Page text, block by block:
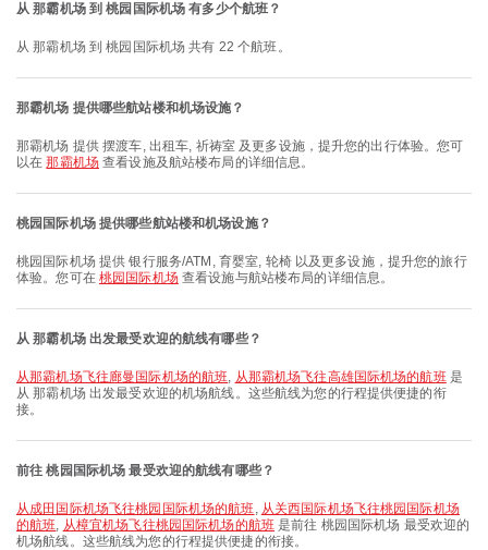
从 那霸机场 到 桃园国际机场 有多少个航班？
从 那霸机场 到 桃园国际机场 共有 22 个航班。
那霸机场 提供哪些航站楼和机场设施？
那霸机场 提供 摆渡车, 出租车, 祈祷室 及更多设施，提升您的出行体验。您可
以在那霸机场查看设施及航站楼布局的详细信息。
桃园国际机场 提供哪些航站楼和机场设施？
桃园国际机场 提供 银行服务/ATM, 育婴室, 轮椅 以及更多设施，提升您的旅行
体验。您可在 桃园国际机场查看设施与航站楼布局的详细信息。
从 那霸机场 出发最受欢迎的航线有哪些？
从那霸机场飞往廊曼国际机场的航班, 从那霸机场飞往高雄国际机场的航班是
从 那霸机场 出发最受欢迎的机场航线。这些航线为您的行程提供便捷的衔
接。
前往 桃园国际机场 最受欢迎的航线有哪些？
从成田国际机场飞往桃园国际机场的航班, 从关西国际机场飞往桃园国际机场
的航班, 从樟宜机场飞往桃园国际机场的航班是前往 桃园国际机场 最受欢迎的
机场航线。这些航线为您的行程提供便捷的衔接。